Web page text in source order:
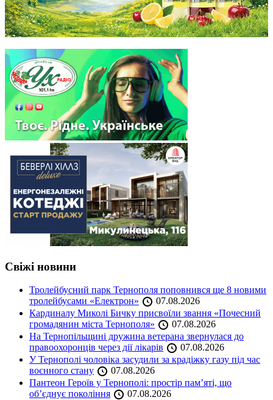
Свіжі новини
Тролейбусний парк Тернополя поповнився ще 8 новими
тролейбусами «Електрон»
07.08.2026
Кардиналу Миколі Бичку присвоїли звання «Почесний
громадянин міста Тернополя»
07.08.2026
На Тернопільщині дружина ветерана звернулася до
правоохоронців через дії лікарів
07.08.2026
У Тернополі чоловіка засудили за крадіжку газу під час
воєнного стану
07.08.2026
Пантеон Героїв у Тернополі: простір пам’яті, що
об’єднує покоління
07.08.2026